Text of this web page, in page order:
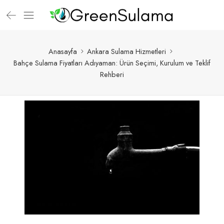
Anasayfa
Ankara Sulama Hizmetleri
Bahçe Sulama Fiyatları Adıyaman: Ürün Seçimi, Kurulum ve Teklif
Rehberi